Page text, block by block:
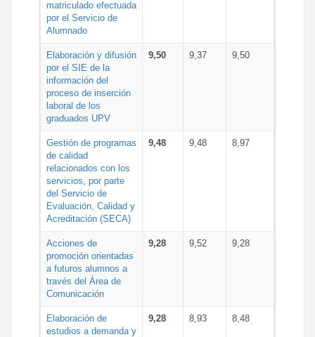
matriculado efectuada
por el Servicio de
Alumnado
Elaboración y difusión
por el SIE de la
información del
proceso de inserción
laboral de los
graduados UPV
9,50 9,37 9,50
Gestión de programas
de calidad
relacionados con los
servicios, por parte
del Servicio de
Evaluación, Calidad y
Acreditación (SECA)
9,48 9,48 8,97
Acciones de
promoción orientadas
a futuros alumnos a
través del Área de
Comunicación
9,28 9,52 9,28
Elaboración de
estudios a demanda y
9,28 8,93 8,48